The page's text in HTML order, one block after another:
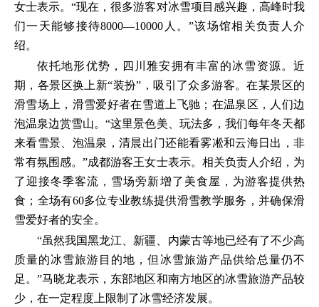
女士表示。“现在，很多游客对冰雪项目感兴趣，高峰时我
们一天能够接待8000—10000人。”该场馆相关负责人介
绍。
依托地形优势，四川雅安拥有丰富的冰雪资源。近
期，各景区换上新“装扮”，吸引了众多游客。在某景区的
滑雪场上，滑雪爱好者在雪道上飞驰；在温泉区，人们边
泡温泉边赏雪山。“这里景色美、玩法多，我们每年冬天都
来看雪景、泡温泉，清晨出门还能看雾凇和云海日出，非
常有氛围感。”成都游客王女士表示。相关负责人介绍，为
了迎接冬季客流，雪场旁新增了美食屋，为游客提供热
食；全场有60多位专业教练提供滑雪教学服务，并确保滑
雪爱好者的安全。
“虽然我国黑龙江、新疆、内蒙古等地已经有了不少高
质量的冰雪旅游目的地，但冰雪旅游产品供给总量仍不
足。”马晓龙表示，东部地区和南方地区的冰雪旅游产品较
少，在一定程度上限制了冰雪经济发展。